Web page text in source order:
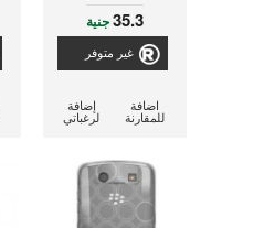
35.3جنية
غير متوفر
إضافة
لرغباتي
اضافة
للمقارنة